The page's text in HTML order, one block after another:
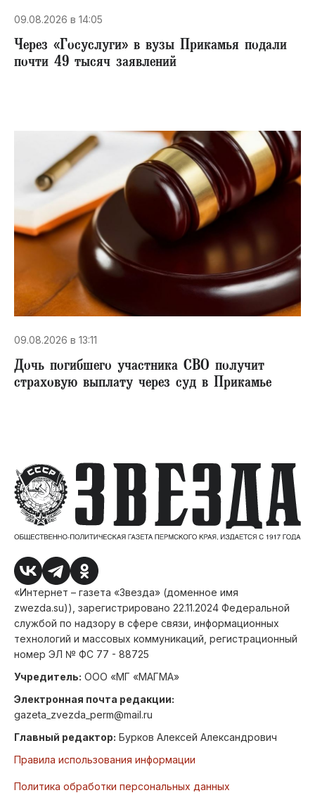
09.08.2026 в 14:05
Через «Госуслуги» в вузы Прикамья подали
почти 49 тысяч заявлений
09.08.2026 в 13:11
Дочь погибшего участника СВО получит
страховую выплату через суд в Прикамье
«Интернет – газета «Звезда» (доменное имя
zwezda.su)), зарегистрировано 22.11.2024 Федеральной
службой по надзору в сфере связи, информационных
технологий и массовых коммуникаций, регистрационный
номер ЭЛ № ФС 77 - 88725
Учредитель: ООО «МГ «МАГМА»
Электронная почта редакции:
gazeta_zvezda_perm@mail.ru
Главный редактор: Бурков Алексей Александрович
Правила использования информации
Политика обработки персональных данных